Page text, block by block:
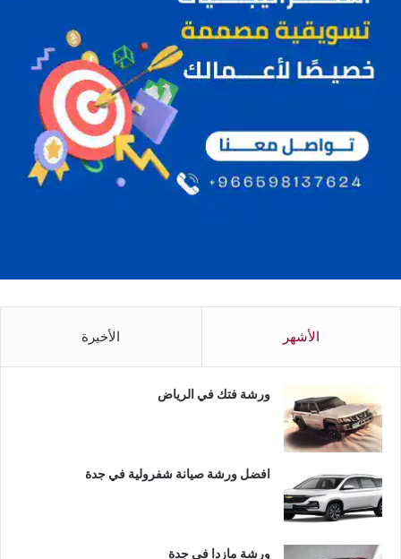
الأشهر الأخيرة
ورشة فتك في الرياض
افضل ورشة صيانة شفرولية في جدة
ورشة مازدا في جدة